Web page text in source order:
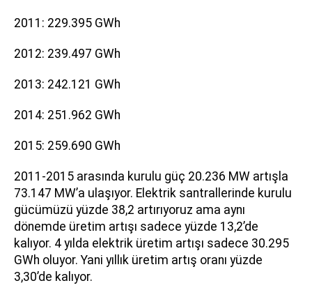
2011: 229.395 GWh
2012: 239.497 GWh
2013: 242.121 GWh
2014: 251.962 GWh
2015: 259.690 GWh
2011-2015 arasında kurulu güç 20.236 MW artışla
73.147 MW’a ulaşıyor. Elektrik santrallerinde kurulu
gücümüzü yüzde 38,2 artırıyoruz ama aynı
dönemde üretim artışı sadece yüzde 13,2’de
kalıyor. 4 yılda elektrik üretim artışı sadece 30.295
GWh oluyor. Yani yıllık üretim artış oranı yüzde
3,30’de kalıyor.